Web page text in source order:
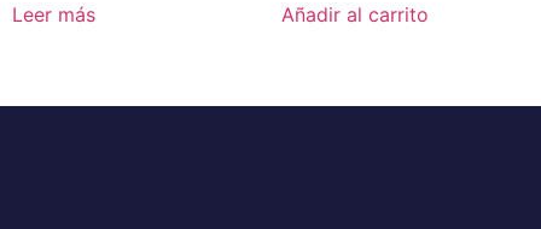
Leer más Añadir al carrito